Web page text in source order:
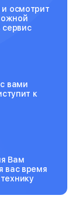
осмотрит
сервис
вами
к
Вам
вас время